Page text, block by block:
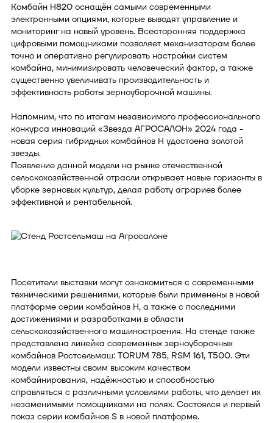
Комбайн H820 оснащён самыми современными
электронными опциями, которые выводят управление и
мониторинг на новый уровень. Всесторонняя поддержка
цифровыми помощниками позволяет механизаторам более
точно и оперативно регулировать настройки систем
комбайна, минимизировать человеческий фактор, а также
существенно увеличивать производительность и
эффективность работы зерноуборочной машины.
Напомним, что по итогам независимого профессионального
конкурса инноваций «Звезда АГРОСАЛОН» 2024 года -
новая серия гибридных комбайнов H удостоена золотой
звезды.
Появление данной модели на рынке отечественной
сельскохозяйственной отрасли открывает новые горизонты в
уборке зерновых культур, делая работу аграриев более
эффективной и рентабельной.
Посетители выставки могут ознакомиться с современными
техническими решениями, которые были применены в новой
платформе серии комбайнов H, а также с последними
достижениями и разработками в области
сельскохозяйственного машиностроения. На стенде также
представлена линейка современных зерноуборочных
комбайнов Ростсельмаш: TORUM 785, RSM 161, Т500. Эти
модели известны своим высоким качеством
комбайнирования, надёжностью и способностью
справляться с различными условиями работы, что делает их
незаменимыми помощниками на полях. Состоялся и первый
показ серии комбайнов S в новой платформе.